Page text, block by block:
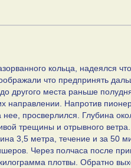
кольца, надеялся
что предпринять
другого места раньше
Напротив
просверлился. Глубина
трещины и отрывного
3,5 метра, течение и за 50
Через полчаса после
плотвы. Обратно